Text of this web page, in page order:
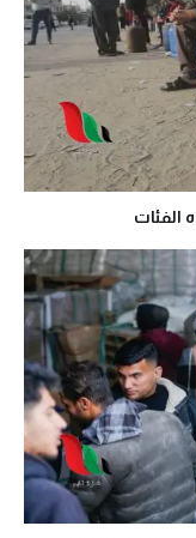
الفئات